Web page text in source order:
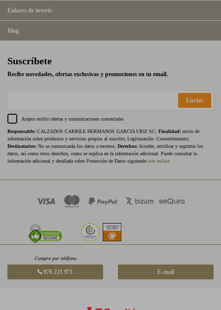
Enlaces de interés
Blog
Suscríbete
Recibe novedades, ofertas exclusivas y promociones en tu email.
Enviar
Acepto recibir ofertas y comunicaciones comerciales
Responsable: CALZADOS CARRILE HERMANOS GARCIA URIZ SC; Finalidad: envío de
información sobre productos y servicios propios al suscrito; Legitimación: Consentimiento;
Destinatarios: No se comunicarán los datos a terceros; Derechos: Acceder, rectificar y suprimir los
datos, así como otros derechos, como se explica en la información adicional. Puede consultar la
información adicional y detallada sobre Protección de Datos siguiendo este enlace
Compra por teléfono
976 221 971 E-mail